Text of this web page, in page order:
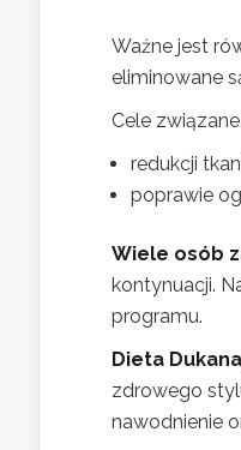
Ważne jest
eliminowane
Cele
redukcji
poprawie
Wiele osób
kontynuacji.
programu.
Dieta
zdrowego
nawodnienie